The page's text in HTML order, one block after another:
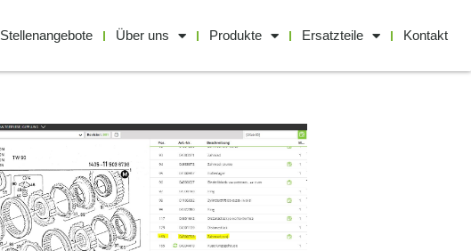
Stellenangebote Über uns Produkte Ersatzteile Kontakt